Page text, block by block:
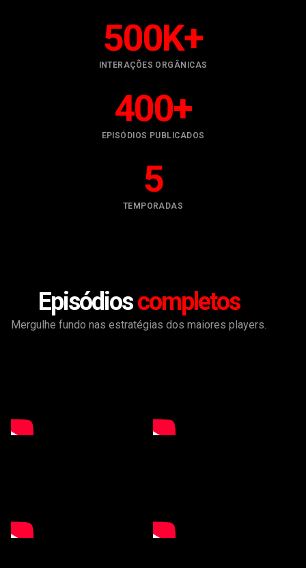
INTERAÇÕES ORGÂNICAS
500K+
EPISÓDIOS PUBLICADOS
400+
TEMPORADAS
5
Episódioscompletos
Mergulhe fundo nas estratégias dos maiores players.